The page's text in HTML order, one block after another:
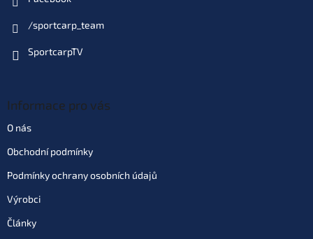
/sportcarp_team
SportcarpTV
Informace pro vás
O nás
Obchodní podmínky
Podmínky ochrany osobních údajů
Výrobci
Články